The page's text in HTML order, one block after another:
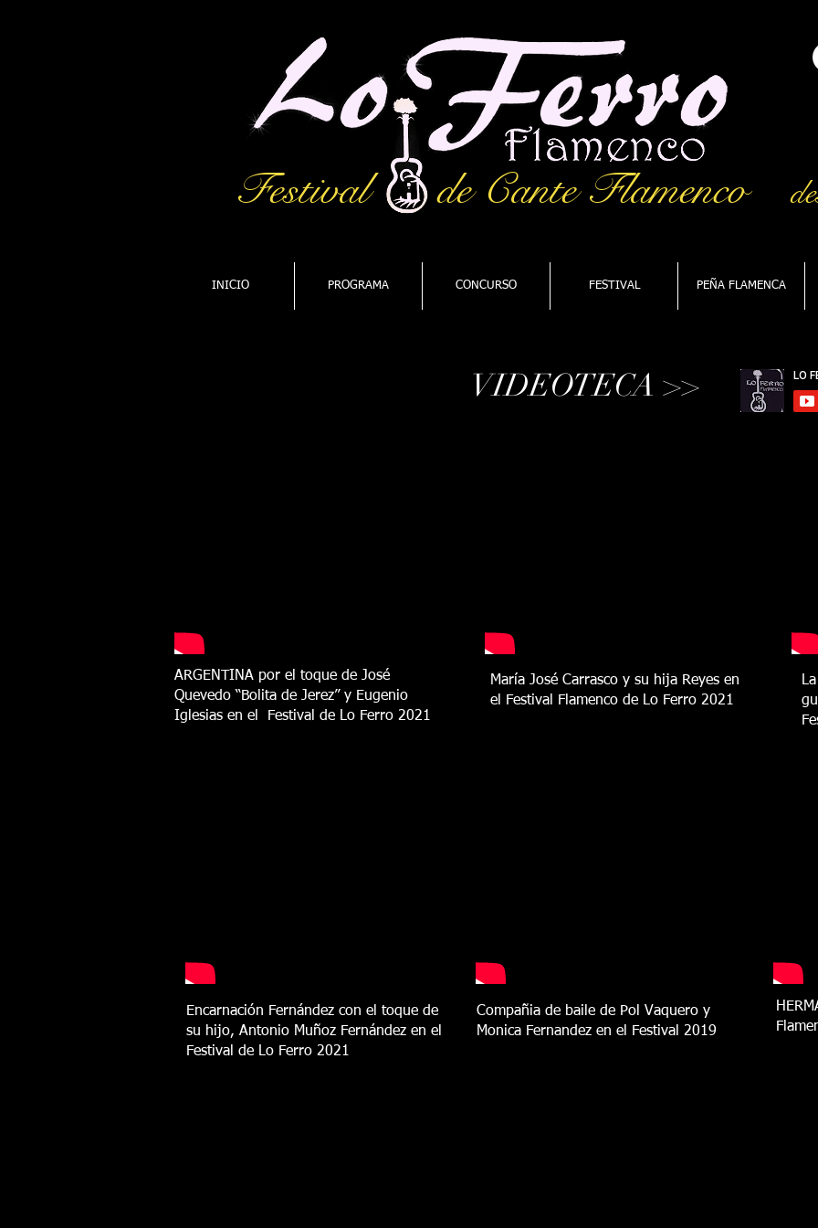
Festival de Cante Flamenco
INICIO PROGRAMA CONCURSO FESTIVAL PEÑA FLAMENCA
VIDEOTECA >>
ARGENTINA por el toque de José
Quevedo “Bolita de Jerez” y Eugenio
Iglesias en el Festival de Lo Ferro 2021
María José Carrasco y su hija Reyes en
el Festival Flamenco de Lo Ferro 2021
Encarnación Fernández con el toque de
su hijo, Antonio Muñoz Fernández en el
Festival de Lo Ferro 2021
Compañia de baile de Pol Vaquero y
Monica Fernandez en el Festival 2019